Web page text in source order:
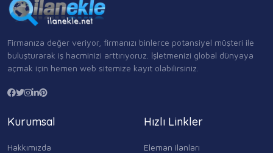
Firmanıza değer veriyor, firmanızı binlerce potansiyel müşteri ile
buluşturarak iş hacminizi arttırıyoruz. İşletmenizi global dünyaya
açmak için hemen web sitemize kayıt olabilirsiniz.
Kurumsal
Hakkımızda
Hızlı Linkler
Eleman ilanları